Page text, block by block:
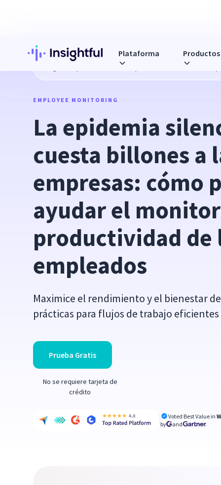
Plataforma Productos
La epidemia silenciosa que cuesta billones a las
EMPLOYEE MONITORING
La epidemia
cuesta billones a
empresas: cómo
ayudar el
productividad de
empleados
Maximice el rendimiento y el bienestar
prácticas para flujos de trabajo
Prueba Gratis
No se requiere tarjeta de
crédito
Voted Best Value in
by
and